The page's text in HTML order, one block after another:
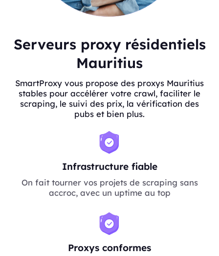
Serveurs proxy résidentiels
Mauritius
SmartProxy vous propose des proxys Mauritius
stables pour accélérer votre crawl, faciliter le
scraping, le suivi des prix, la vérification des
pubs et bien plus.
Infrastructure fiable
On fait tourner vos projets de scraping sans
accroc, avec un uptime au top
Proxys conformes